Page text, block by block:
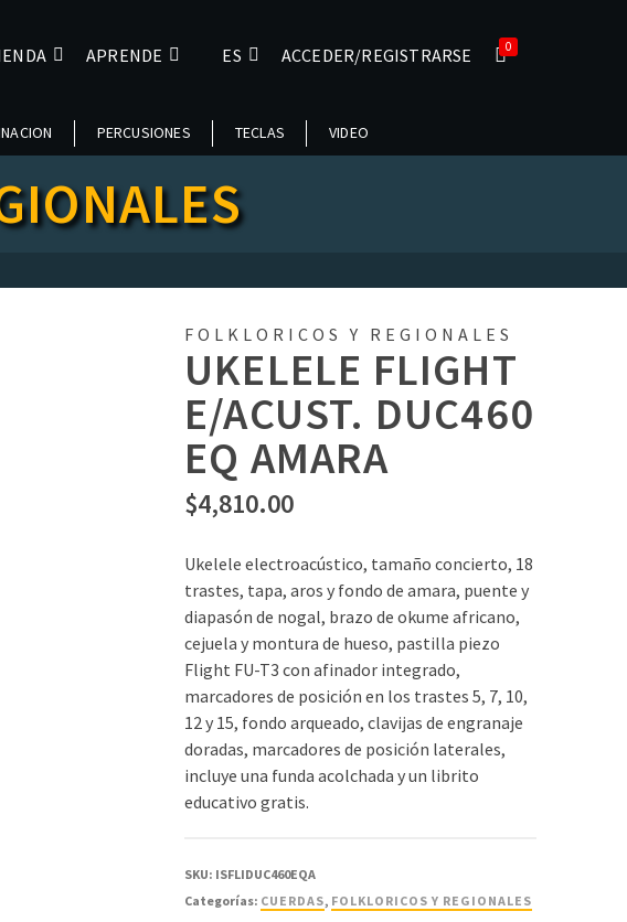
APRENDE ES ACCEDER/REGISTRARSE 0
PERCUSIONES TECLAS VIDEO
FOLKLORICOS Y REGIONALES
UKELELE FLIGHT
E/ACUST. DUC460
EQ AMARA
$4,810.00
Ukelele electroacústico, tamaño concierto, 18
trastes, tapa, aros y fondo de amara, puente y
diapasón de nogal, brazo de okume africano,
cejuela y montura de hueso, pastilla piezo
Flight FU-T3 con afinador integrado,
marcadores de posición en los trastes 5, 7, 10,
12 y 15, fondo arqueado, clavijas de engranaje
doradas, marcadores de posición laterales,
incluye una funda acolchada y un librito
educativo gratis.
SKU: ISFLIDUC460EQA
Categorías: CUERDAS, FOLKLORICOS Y REGIONALES